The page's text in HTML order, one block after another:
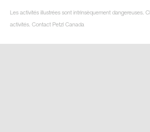
Les activités illustrées sont intrinsèquement dangereuses.
activités. Contact Petzl Canada